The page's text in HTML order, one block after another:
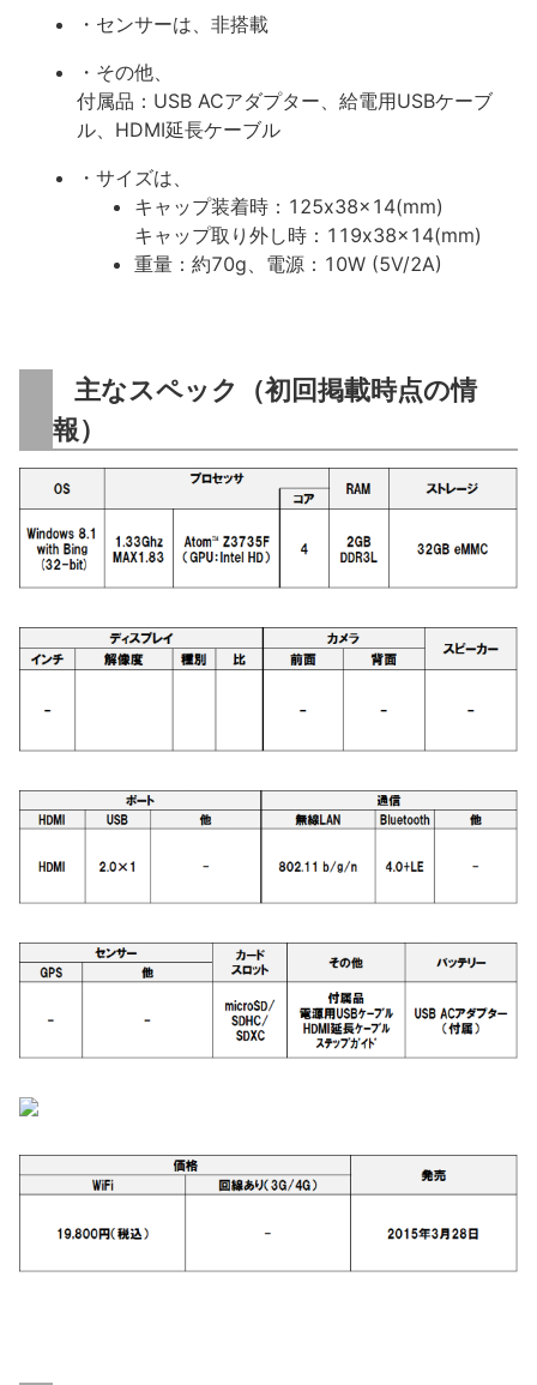
・センサーは、非搭載
・その他、
付属品：USB ACアダプター、給電用USBケーブ
ル、HDMI延長ケーブル
・サイズは、
キャップ装着時：125x38x14(mm)
キャップ取り外し時：119x38x14(mm)
重量：約70g、電源：10W (5V/2A)
主なスペック（初回掲載時点の情
報）